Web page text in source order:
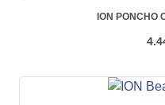
ION PONCHO